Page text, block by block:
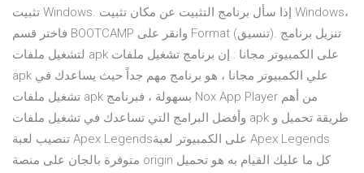
تثبيت Windows. إذا سأل برنامج التثبيت عن مكان تثبيت Windows،
فاختر قسم BOOTCAMP وانقر على Format (تنسيق). تنزيل برنامج
لتشغيل ملفات apk على الكمبيوتر مجانا : إن برنامج تشغيل ملفات
apk علي الكمبيوتر مجانا ، هو برنامج مهم جداً حيث يساعدك في
تشغيل ملفات apk بسهولة ، فبرنامج Nox App Player من أهم
وأفضل البرامج التي تساعدك في تشغيل ملفات apk طريقة تحميل و
تنصيب لعبة Apex Legendsعلى الكمبيوتر لعبة Apex Legends
متوفرة بالجان على منصة origin كل ما عليك القيام به هو تحميل